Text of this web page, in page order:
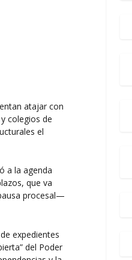
atajar con
colegios de
el
a la agenda
que va
procesal—
expedientes
del Poder